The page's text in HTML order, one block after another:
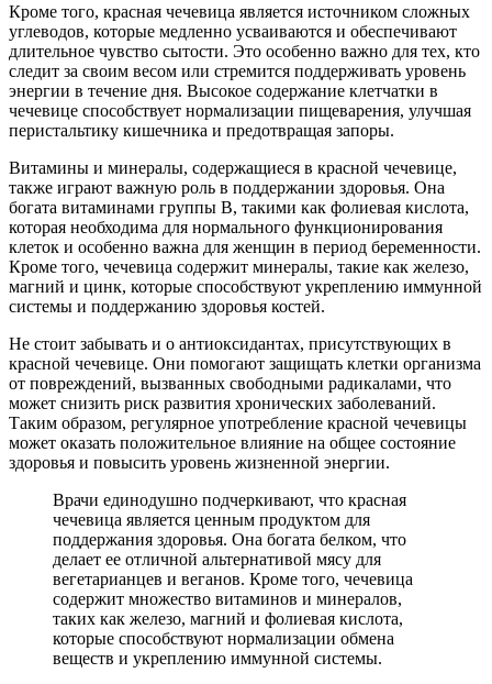
Кроме того, красная чечевица является источником сложных
углеводов, которые медленно усваиваются и обеспечивают
длительное чувство сытости. Это особенно важно для тех, кто
следит за своим весом или стремится поддерживать уровень
энергии в течение дня. Высокое содержание клетчатки в
чечевице способствует нормализации пищеварения, улучшая
перистальтику кишечника и предотвращая запоры.
Витамины и минералы, содержащиеся в красной чечевице,
также играют важную роль в поддержании здоровья. Она
богата витаминами группы B, такими как фолиевая кислота,
которая необходима для нормального функционирования
клеток и особенно важна для женщин в период беременности.
Кроме того, чечевица содержит минералы, такие как железо,
магний и цинк, которые способствуют укреплению иммунной
системы и поддержанию здоровья костей.
Не стоит забывать и о антиоксидантах, присутствующих в
красной чечевице. Они помогают защищать клетки организма
от повреждений, вызванных свободными радикалами, что
может снизить риск развития хронических заболеваний.
Таким образом, регулярное употребление красной чечевицы
может оказать положительное влияние на общее состояние
здоровья и повысить уровень жизненной энергии.
Врачи единодушно подчеркивают, что красная
чечевица является ценным продуктом для
поддержания здоровья. Она богата белком, что
делает ее отличной альтернативой мясу для
вегетарианцев и веганов. Кроме того, чечевица
содержит множество витаминов и минералов,
таких как железо, магний и фолиевая кислота,
которые способствуют нормализации обмена
веществ и укреплению иммунной системы.